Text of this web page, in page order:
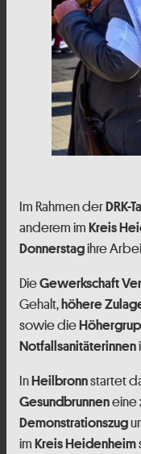
Im Rahmen derDRK-
anderem im Kreis
Donnerstagihre
DieGewerkschaft
Gehalt,höhere
sowie die
Notfallsanitäterinnen
InHeilbronnstartet
Gesundbrunneneine
Demonstrationszug
im Kreis Heidenheim